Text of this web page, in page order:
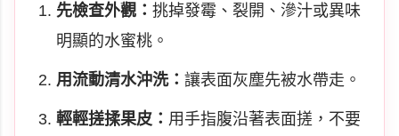
先檢查外觀： 挑掉發霉、裂開、滲汁或異味
明顯的水蜜桃。
用流動清水沖洗： 讓表面灰塵先被水帶走。
輕輕搓揉果皮： 用手指腹沿著表面搓，不要